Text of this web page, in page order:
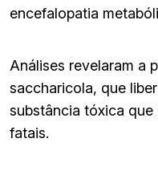
encefalopatia
Análises revelaram a
saccharicola, que
substância tóxica
fatais.